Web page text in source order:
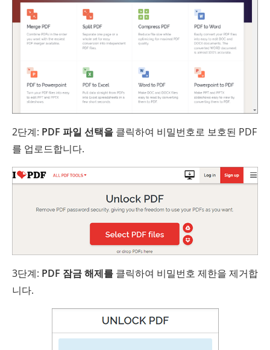
2단계: PDF 파일 선택을 클릭하여 비밀번호로 보호된 PDF
를 업로드합니다.
3단계: PDF 잠금 해제를 클릭하여 비밀번호 제한을 제거합
니다.